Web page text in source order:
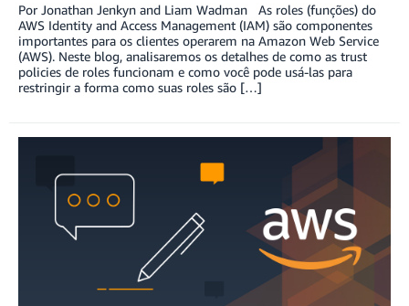
Por Jonathan Jenkyn and Liam Wadman As roles (funções) do
AWS Identity and Access Management (IAM) são componentes
importantes para os clientes operarem na Amazon Web Service
(AWS). Neste blog, analisaremos os detalhes de como as trust
policies de roles funcionam e como você pode usá-las para
restringir a forma como suas roles são […]